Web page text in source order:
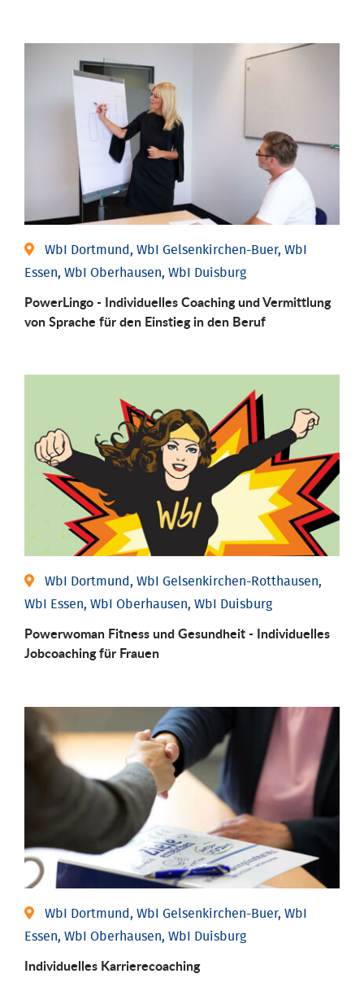
WbI Dortmund, WbI Gelsenkirchen-Buer, WbI
Essen, WbI Oberhausen, WbI Duisburg
PowerLingo - Individuelles Coaching und Vermittlung
von Sprache für den Einstieg in den Beruf
WbI Dortmund, WbI Gelsenkirchen-Rotthausen,
WbI Essen, WbI Oberhausen, WbI Duisburg
Powerwoman Fitness und Gesund­heit - Individu­elles
Job­coaching für Frauen
WbI Dortmund, WbI Gelsenkirchen-Buer, WbI
Essen, WbI Oberhausen, WbI Duisburg
Individu­elles Karrierecoaching